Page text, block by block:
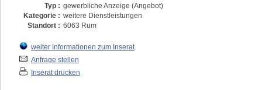
Typ : gewerbliche Anzeige (Angebot)
Kategorie : weitere Dienstleistungen
Standort : 6063 Rum
weiter Informationen zum Inserat
Anfrage stellen
Inserat drucken